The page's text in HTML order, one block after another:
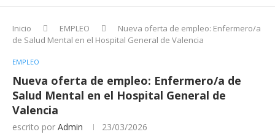
Inicio EMPLEO
Nueva oferta de empleo: Enfermero/a
de Salud Mental en el Hospital General de Valencia
EMPLEO
Nueva oferta de empleo: Enfermero/a de
Salud Mental en el Hospital General de
Valencia
escrito por Admin 23/03/2026